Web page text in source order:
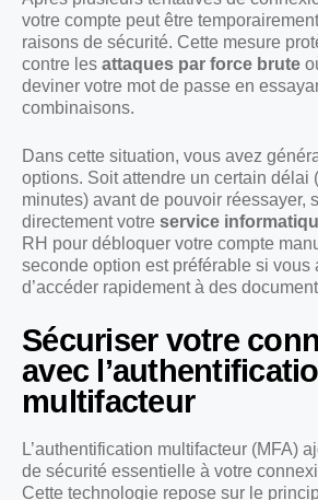
votre compte peut être
raisons de sécurité. Cette mesure
contre les attaques par force brute
deviner votre mot de passe en
combinaisons.
Dans cette situation, vous avez
options. Soit attendre un certain délai
minutes) avant de pouvoir réessayer,
directement votre service
RH pour débloquer votre compte
seconde option est préférable si vous
d’accéder rapidement à des
Sécuriser votre
avec
multifacteur
L’authentification multifacteur (MFA)
de sécurité essentielle à votre
Cette technologie repose sur le